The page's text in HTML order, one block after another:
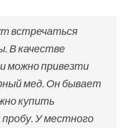
встречаться
В качестве
можно привезти
мед. Он бывает
купить
пробу. У местного